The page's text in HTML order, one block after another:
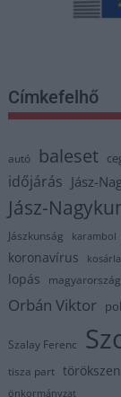
Címkefelhő
autó baleset
időjárás Jász-
Jász-
Jászkunság karambol
koronavírus
lopás magyarország
Orbán Viktor
Szalay Ferenc
tisza part
önkormányzat